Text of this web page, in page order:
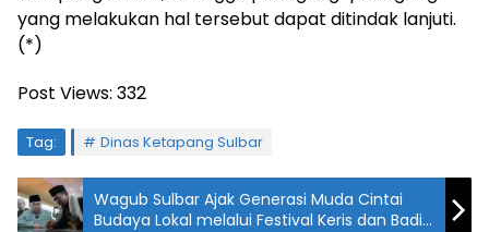
yang melakukan hal tersebut dapat ditindak lanjuti.
(*)
Post Views: 332
Tag: Dinas Ketapang Sulbar
Wagub Sulbar Ajak Generasi Muda Cintai
Budaya Lokal melalui Festival Keris dan Badik